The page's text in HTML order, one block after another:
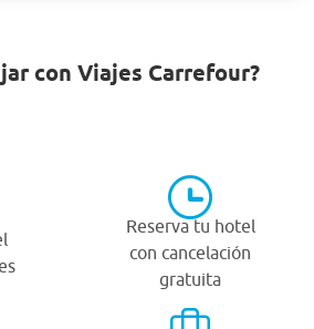
con Viajes Carrefour?
Reserva tu hotel
con cancelación
gratuita